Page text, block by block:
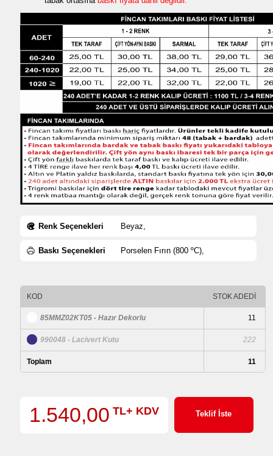
Renk Seçenekleri Beyaz,
Baskı Seçenekleri Porselen Fırın (800 ºC),
KOD STOK ADEDİ
85MMZ02KT05 - Hazır Dekorlu 11
990048 - Lacivert Kutu 222
Toplam 11
1.540,00 TL+ KDV Teklif İste